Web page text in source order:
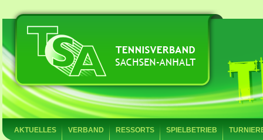
AKTUELLES VERBAND RESSORTS SPIELBETRIEB